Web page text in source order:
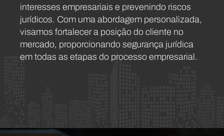
interesses empresariais e prevenindo riscos
jurídicos. Com uma abordagem personalizada,
visamos fortalecer a posição do cliente no
mercado, proporcionando segurança jurídica
em todas as etapas do processo empresarial.